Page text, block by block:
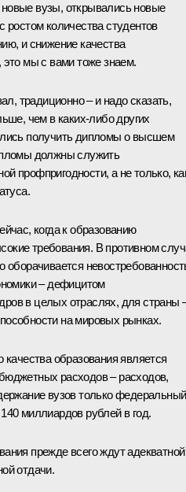
вузы, открывались новые
ростом количества студентов
и снижение качества
это мы с вами тоже знаем.
традиционно – и надо сказать,
чем в каких‑либо других
получить дипломы о высшем
должны служить
профпригодности, а не только,
когда к образованию
требования. В противном
оборачивается
– дефицитом
в целых отраслях, для страны
на мировых рынках.
качества образования является
расходов – расходов,
вузов только федеральный
миллиардов рублей в год.
прежде всего ждут адекватной
отдачи.